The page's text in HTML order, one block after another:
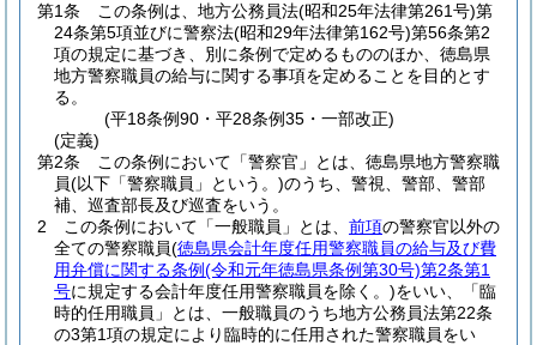
第1条
この条例は、地方公務員法(昭和25年法律第261号)第
24条第5項並びに警察法(昭和29年法律第162号)第56条第2
項の規定に基づき、別に条例で定めるもののほか、徳島県
地方警察職員の給与に関する事項を定めることを目的とす
る。
(平18条例90・平28条例35・一部改正)
(定義)
第2条
この条例において「警察官」とは、徳島県地方警察職
員(以下「警察職員」という。)のうち、警視、警部、警部
補、巡査部長及び巡査をいう。
2
この条例において「一般職員」とは、 前項の警察官以外の
全ての警察職員(徳島県会計年度任用警察職員の給与及び費
用弁償に関する条例(令和元年徳島県条例第30号)第2条第1
号に規定する会計年度任用警察職員を除く。)をいい、「臨
時的任用職員」とは、一般職員のうち地方公務員法第22条
の3第1項の規定により臨時的に任用された警察職員をい